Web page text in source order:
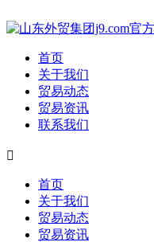
首页
关于我们
贸易动态
贸易资讯
联系我们

首页
关于我们
贸易动态
贸易资讯